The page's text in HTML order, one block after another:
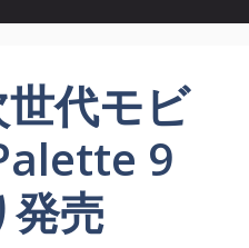
世代モビ
9
発売